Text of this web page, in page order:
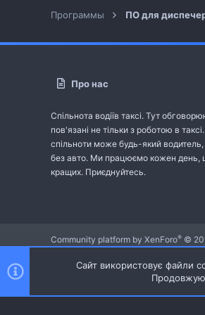
Программы ПО для
Про нас
Спільнота водіїв таксі. Тут
пов'язані не тільки з роботою в
спільноти може будь-який
без авто. Ми працюємо кожен день,
кращих. Приєднуйтесь.
Українська (UA)
Community platform by XenForo® ©
Community platform by XenForo ©
Сайт використовує файли